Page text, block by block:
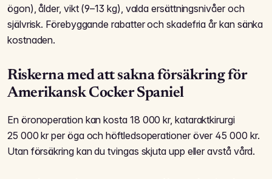
ögon), ålder, vikt (9–13 kg), valda ersättnings­nivåer och
självrisk. Förebyggande rabatter och skade­fria år kan sänka
kostnaden.
Riskerna med att sakna försäkring för
Amerikansk Cocker Spaniel
En öronoperation kan kosta 18 000 kr, katarakt­kirurgi
25 000 kr per öga och höftleds­operationer över 45 000 kr.
Utan försäkring kan du tvingas skjuta upp eller avstå vård.